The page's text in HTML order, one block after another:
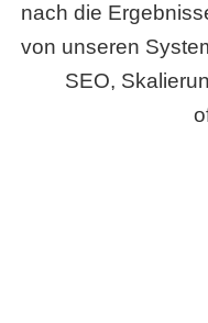
nach die
von unseren
SEO,